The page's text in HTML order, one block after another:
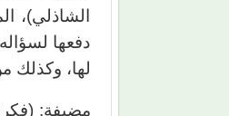
دفعها
لها، وكذلك